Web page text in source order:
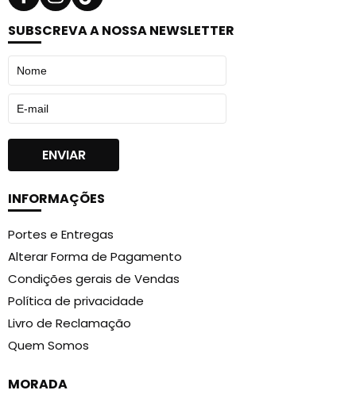
SUBSCREVA A NOSSA NEWSLETTER
INFORMAÇÕES
Portes e Entregas
Alterar Forma de Pagamento
Condições gerais de Vendas
Política de privacidade
Livro de Reclamação
Quem Somos
MORADA